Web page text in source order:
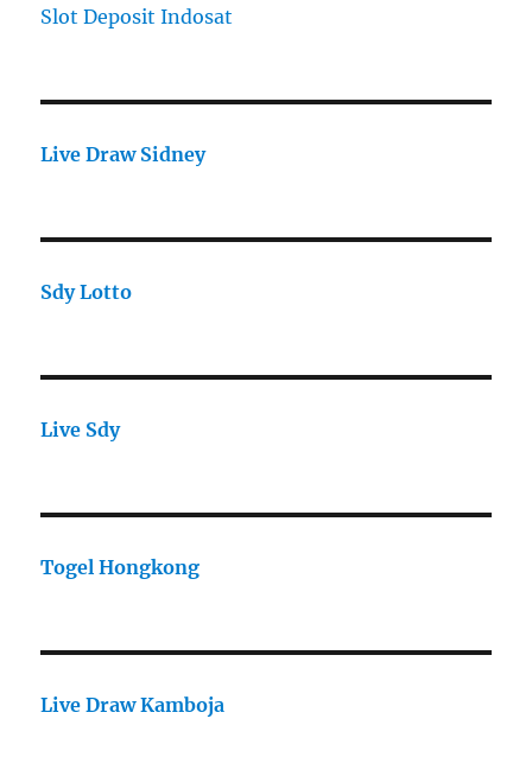
Slot Deposit Indosat
Live Draw Sidney
Sdy Lotto
Live Sdy
Togel Hongkong
Live Draw Kamboja